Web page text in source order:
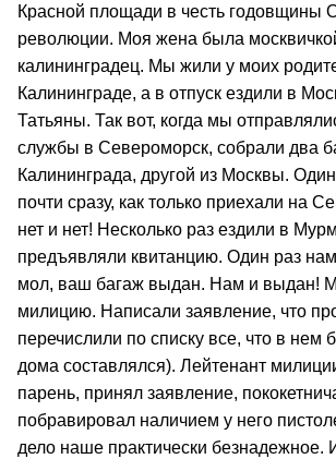
Красной площади в честь годовщины
революции. Моя жена была
калининградец. Мы жили у моих
Калининграде, а в отпуск ездили в
Татьяны. Так вот, когда мы
службы в Североморск, собрали два
Калининграда, другой из Москвы.
почти сразу, как только приехали на
нет и нет! Несколько раз ездили в
предъявляли квитанцию. Один раз нам
мол, ваш багаж выдан. Нам и выдан!
милицию. Написали заявление, что
перечислили по списку все, что в нем
дома составлялся). Лейтенант
парень, принял заявление,
побравировал наличием у него
дело наше практически безнадежное.